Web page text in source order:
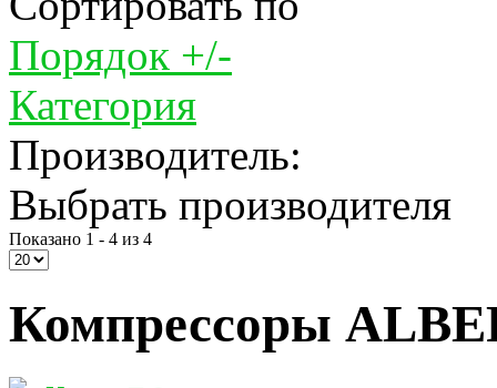
Порядок +/-
Категория
Производитель:
Выбрать производителя
Показано 1 - 4 из 4
Компрессоры